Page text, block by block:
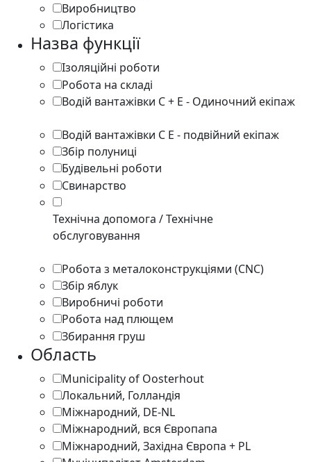
Виробництво
Логістика
Назва функції
Ізоляційні роботи
Робота на складі
Водій вантажівки C + E - Одиночний екіпаж
Водій вантажівки C E - подвійний екіпаж
Збір полуниці
Будівельні роботи
Свинарство
Технічна допомога / Технічне
обслуговування
Робота з металоконструкціями (CNC)
Збір яблук
Виробничі роботи
Робота над плющем
Збирання груш
Область
Municipality of Oosterhout
Локальний, Голландія
Міжнародний, DE-NL
Міжнародний, вся Європапа
Міжнародний, Західна Європа + PL